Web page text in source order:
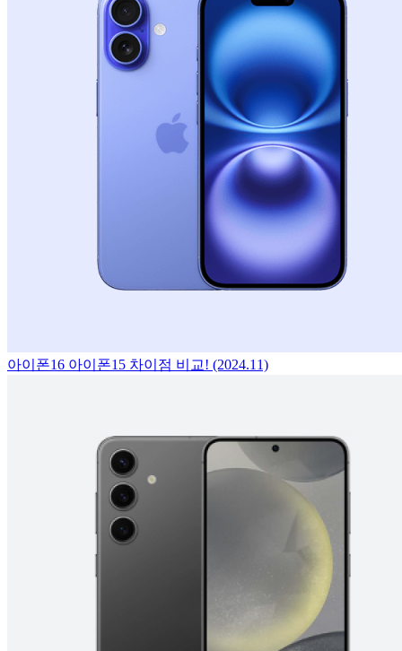
아이폰16 아이폰15 차이점 비교! (2024.11)